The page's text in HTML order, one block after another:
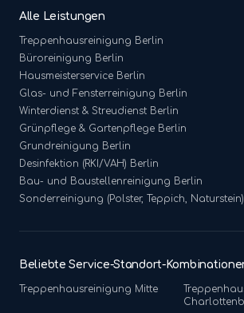
Alle Leistungen
Treppenhausreinigung Berlin
Büroreinigung Berlin
Hausmeisterservice Berlin
Glas- und Fensterreinigung Berlin
Winterdienst & Streudienst Berlin
Grünpflege & Gartenpflege Berlin
Grundreinigung Berlin
Desinfektion (RKI/VAH) Berlin
Bau- und Baustellenreinigung Berlin
Sonderreinigung (Polster, Teppich, Naturstein)
Beliebte Service-Standort-
Treppenhausreinigung Mitte